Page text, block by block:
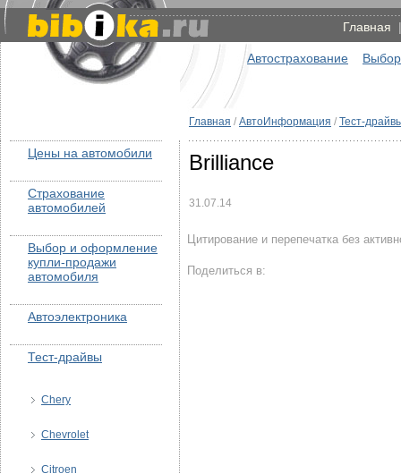
Главная
Автострахование
Главная / АвтоИнформация / Тест-
Цены на автомобили
Страхование
автомобилей
Выбор и оформление
купли-продажи
автомобиля
Автоэлектроника
Тест-драйвы
Chery
Chevrolet
Citroen
Brilliance
31.07.14
Цитирование и перепечатка без
Поделиться в: